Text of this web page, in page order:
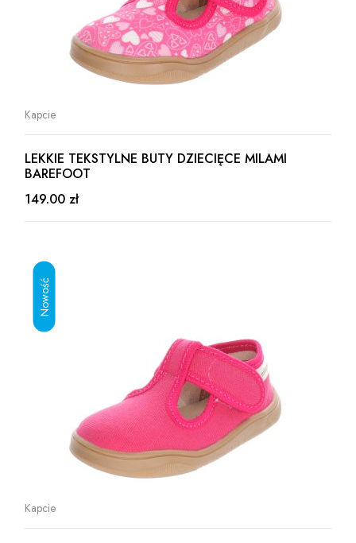
Kapcie
LEKKIE TEKSTYLNE BUTY DZIECIĘCE MILAMI
BAREFOOT
149.00 zł
Kapcie